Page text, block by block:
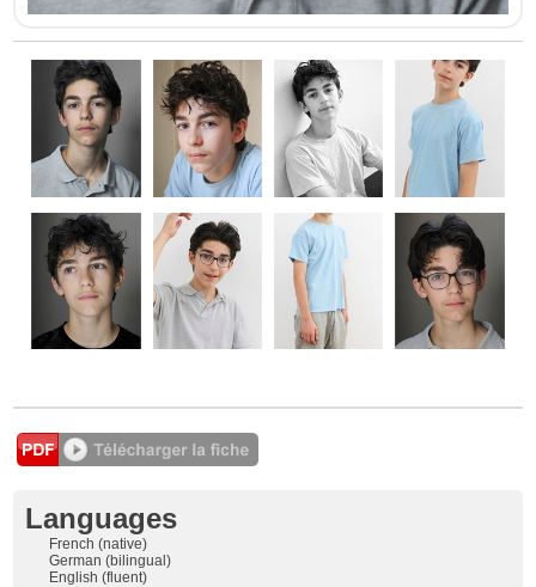
Languages
French (native)
German (bilingual)
English (fluent)